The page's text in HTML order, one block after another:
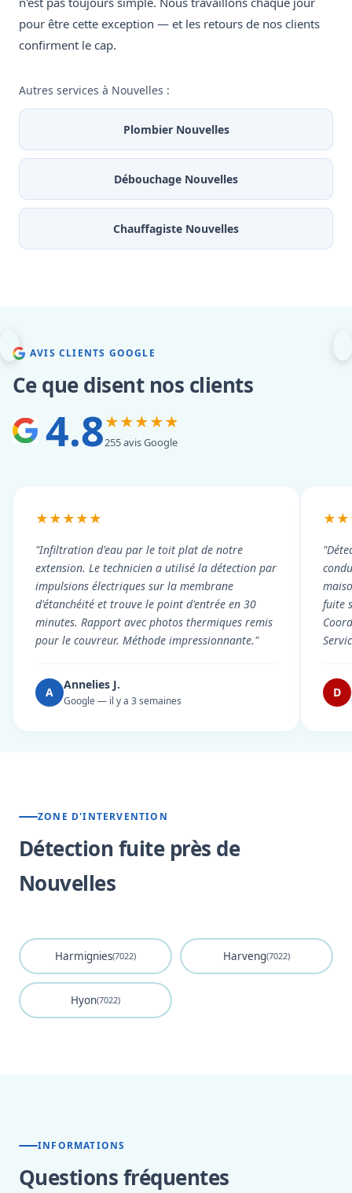
pour être cette exception — et les retours de nos clients
confirment le cap.
Autres services à Nouvelles :
Plombier Nouvelles
Débouchage Nouvelles
Chauffagiste Nouvelles
AVIS CLIENTS GOOGLE
Ce que disent nos clients
4.8★★★★★
255 avis Google
★★★★★
"Infiltration d'eau par le toit plat de notre
extension. Le technicien a utilisé la détection par
impulsions électriques sur la membrane
d'étanchéité et trouve le point d'entrée en 30
minutes. Rapport avec photos thermiques remis
pour le couvreur. Méthode impressionnante."
A
Annelies J.
Google — il y a 3 semaines
fuite
D
ZONE D'INTERVENTION
Détection fuite près de
Nouvelles
Harmignies(7022) Harveng(7022)
Hyon(7022)
INFORMATIONS
Questions fréquentes